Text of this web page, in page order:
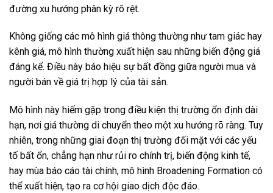
đường xu hướng phân kỳ rõ rệt.
Không giống các mô hình giá thông thường như tam giác hay
kênh giá, mô hình thường xuất hiện sau những biến động giá
đáng kể. Điều này báo hiệu sự bất đồng giữa người mua và
người bán về giá trị hợp lý của tài sản.
Mô hình này hiếm gặp trong điều kiện thị trường ổn định dài
hạn, nơi giá thường di chuyển theo một xu hướng rõ ràng. Tuy
nhiên, trong những giai đoạn thị trường đối mặt với các yếu
tố bất ổn, chẳng hạn như rủi ro chính trị, biến động kinh tế,
hay mùa báo cáo tài chính, mô hình Broadening Formation có
thể xuất hiện, tạo ra cơ hội giao dịch độc đáo.